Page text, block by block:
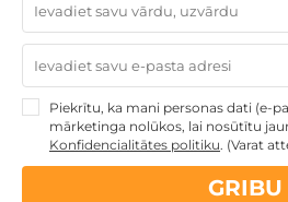
2 naktis ar SPA atpūtu,
DIVIEM
Druskininki,GODA ★ ★ ★ ★
Piekrītu, ka mani personas dati (e-
mārketinga nolūkos, lai nosūtītu
Konfidencialitātes politiku. (Varat
GRIBU